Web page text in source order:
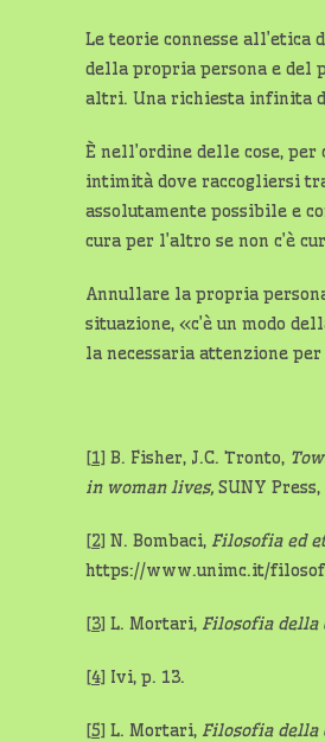
Le teorie connesse
della propria persona e del
altri. Una richiesta infinita
È nell’ordine delle cose,
intimità dove raccogliersi
assolutamente possibile e
cura per l’altro se non c’è
Annullare la propria
situazione, «c’è un modo
la necessaria attenzione
[1] B. Fisher, J.C. Tronto,
in woman lives, SUNY
[2] N. Bombaci, Filosofia ed
https://www.unimc.it/
[3] L. Mortari, Filosofia della
[4] Ivi, p. 13.
[5] L. Mortari, Filosofia della